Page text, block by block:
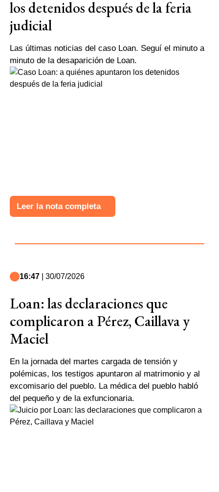
los detenidos después de la feria
judicial
Las últimas noticias del caso Loan. Seguí el minuto a
minuto de la desaparición de Loan.
Leer la nota completa
16:47 | 30/07/2026
Loan: las declaraciones que
complicaron a Pérez, Caillava y
Maciel
En la jornada del martes cargada de tensión y
polémicas, los testigos apuntaron al matrimonio y al
excomisario del pueblo. La médica del pueblo habló
del pequeño y de la exfuncionaria.